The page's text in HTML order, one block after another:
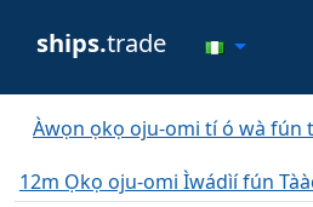
ships.trade
Àwọn ọkọ oju-omi tí ó wà fún
12m Ọkọ oju-omi Ìwádìí fún